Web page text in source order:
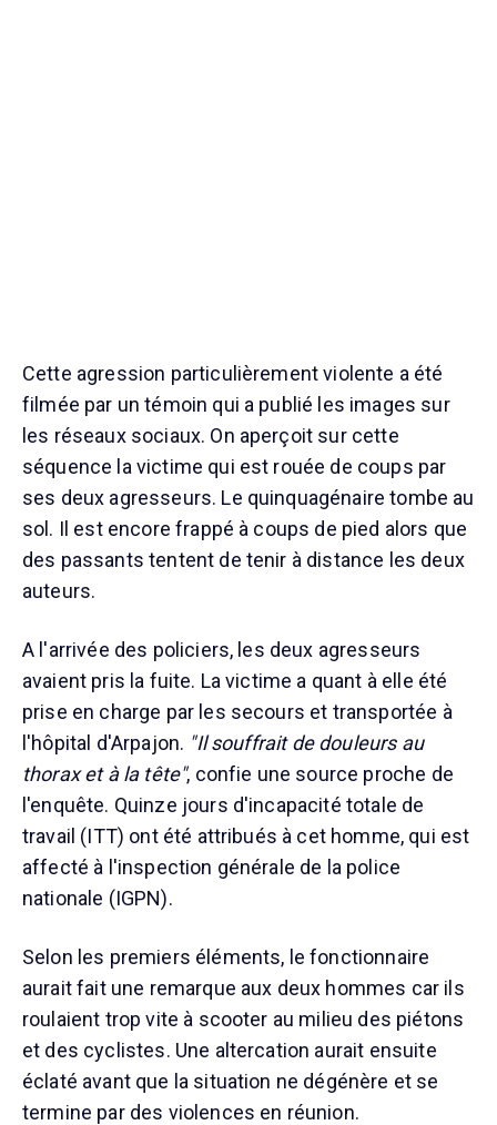
Cette agression particulièrement violente a été
filmée par un témoin qui a publié les images sur
les réseaux sociaux. On aperçoit sur cette
séquence la victime qui est rouée de coups par
ses deux agresseurs. Le quinquagénaire tombe au
sol. Il est encore frappé à coups de pied alors que
des passants tentent de tenir à distance les deux
auteurs.
A l'arrivée des policiers, les deux agresseurs
avaient pris la fuite. La victime a quant à elle été
prise en charge par les secours et transportée à
l'hôpital d'Arpajon. "Il souffrait de douleurs au
thorax et à la tête", confie une source proche de
l'enquête. Quinze jours d'incapacité totale de
travail (ITT) ont été attribués à cet homme, qui est
affecté à l'inspection générale de la police
nationale (IGPN).
Selon les premiers éléments, le fonctionnaire
aurait fait une remarque aux deux hommes car ils
roulaient trop vite à scooter au milieu des piétons
et des cyclistes. Une altercation aurait ensuite
éclaté avant que la situation ne dégénère et se
termine par des violences en réunion.